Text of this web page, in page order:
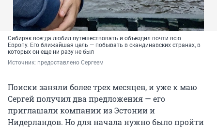
Сибиряк всегда любил путешествовать и объездил почти всю
Европу. Его ближайшая цель — побывать в скандинавских странах, в
которых он еще ни разу не был
Источник: предоставлено Сергеем
Поиски заняли более трех месяцев, и уже к маю
Сергей получил два предложения — его
приглашали компании из Эстонии и
Нидерландов. Но для начала нужно было пройти